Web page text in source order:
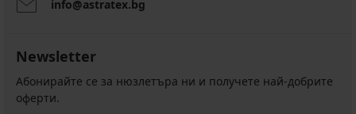
info@astratex.bg
Newsletter
Абонирайте се за нюзлетъра ни и получете най-добрите
оферти.